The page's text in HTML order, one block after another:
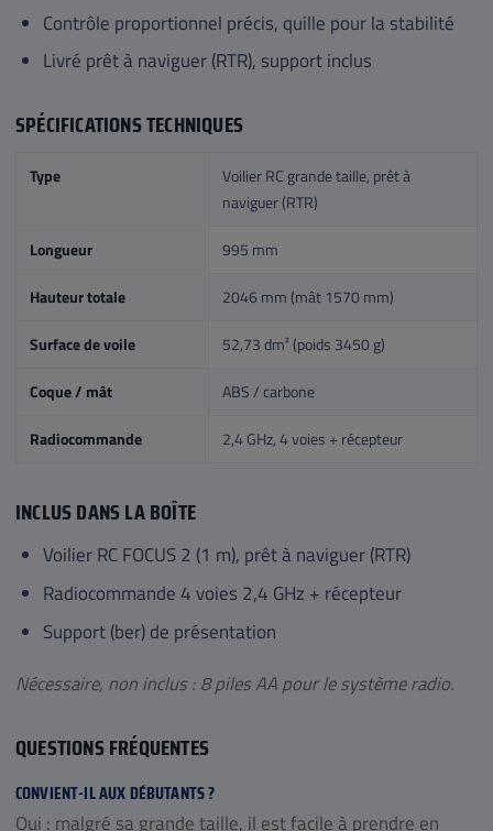
Contrôle proportionnel précis, quille pour la stabilité
Livré prêt à naviguer (RTR), support inclus
SPÉCIFICATIONS TECHNIQUES
Type
Voilier RC grande taille, prêt à
naviguer (RTR)
Longueur 995 mm
Hauteur totale 2046 mm (mât 1570 mm)
Surface de voile 52,73 dm² (poids 3450 g)
Coque / mât ABS / carbone
Radiocommande 2,4 GHz, 4 voies + récepteur
INCLUS DANS LA BOÎTE
Voilier RC FOCUS 2 (1 m), prêt à naviguer (RTR)
Radiocommande 4 voies 2,4 GHz + récepteur
Support (ber) de présentation
Nécessaire, non inclus : 8 piles AA pour le système radio.
QUESTIONS FRÉQUENTES
CONVIENT-IL AUX DÉBUTANTS ?
Oui : malgré sa grande taille, il est facile à prendre en